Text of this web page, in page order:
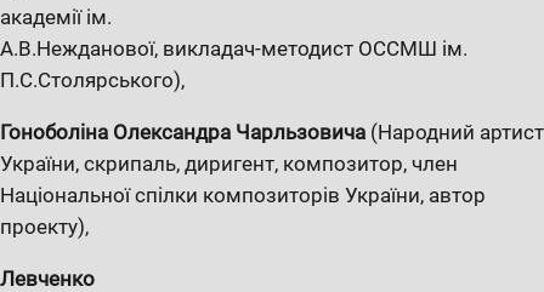
академії ім.
А.В.Нежданової, викладач-методист ОССМШ ім.
П.С.Столярського),
Гоноболіна Олександра Чарльзовича (Народний артист
України, скрипаль, диригент, композитор, член
Національної спілки композиторів України, автор
проекту),
Левченко